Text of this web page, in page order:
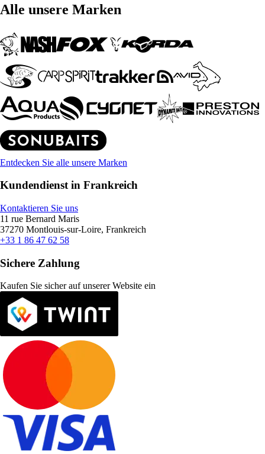
Alle unsere Marken
Entdecken Sie alle unsere Marken
Kundendienst in Frankreich
Kontaktieren Sie uns
11 rue Bernard Maris
37270 Montlouis-sur-Loire, Frankreich
+33 1 86 47 62 58
Sichere Zahlung
Kaufen Sie sicher auf unserer Website ein